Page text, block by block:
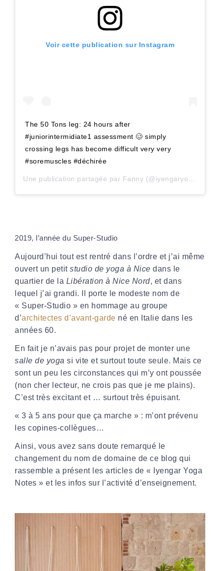
Voir cette publication sur Instagram
The 50 Tons leg: 24 hours after
#juniorintermidiate1 assessment 🥴 simply
crossing legs has become difficult very very
#soremuscles #déchirée
Une publication partagée par Fanny (@iyengaryoganotes_superstudio) le
2019, l’année du Super-Studio
Aujourd’hui tout est rentré dans l’ordre et j’ai même
ouvert un petit studio de yoga à Nice dans le
quartier de la Libération à Nice Nord, et dans
lequel j’ai grandi. Il porte le modeste nom de
« Super-Studio » en hommage au groupe
d’architectes d’avant-garde né en Italie dans les
années 60.
En fait je n’avais pas pour projet de monter une
salle de yoga si vite et surtout toute seule. Mais ce
sont un peu les circonstances qui m’y ont poussée
(non cher lecteur, ne crois pas que je me plains).
C’est très excitant et … surtout très épuisant.
« 3 à 5 ans pour que ça marche » : m’ont prévenu
les copines-collègues…
Ainsi, vous avez sans doute remarqué le
changement du nom de domaine de ce blog qui
rassemble a présent les articles de «
Iyengar Yoga
Notes » et les infos sur l’activité d’enseignement.